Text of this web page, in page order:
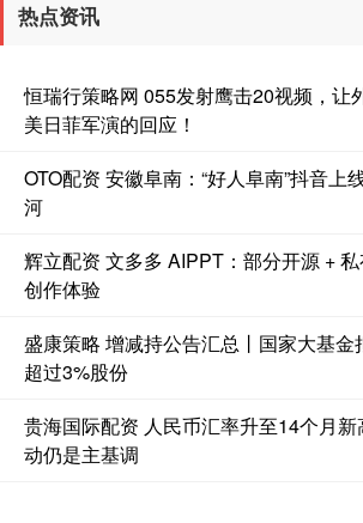
热点资讯
恒瑞行策略网 055发射鹰击20视频，让
美日菲军演的回应！
OTO配资 安徽阜南：“好人阜南”抖音上
河
辉立配资 文多多 AIPPT：部分开源 +
创作体验
盛康策略 增减持公告汇总丨国家大基金
超过3%股份
贵海国际配资 人民币汇率升至14个月
动仍是主基调